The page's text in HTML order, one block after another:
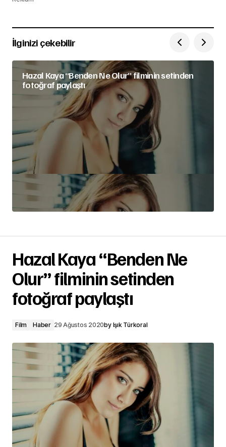
İlginizi çekebilir
Hazal Kaya “Benden Ne Olur” filminin setinden
fotoğraf paylaştı
Hazal Kaya “Benden Ne
Olur” filminin setinden
fotoğraf paylaştı
Film Haber 29 Ağustos 2020by Işık Türkoral